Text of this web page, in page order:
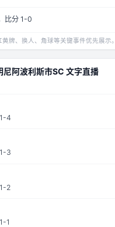
比分 1-0
牌、换人、角球等关键事件优先展示。
尼阿波利斯市SC 文字直播
4
3
2
1